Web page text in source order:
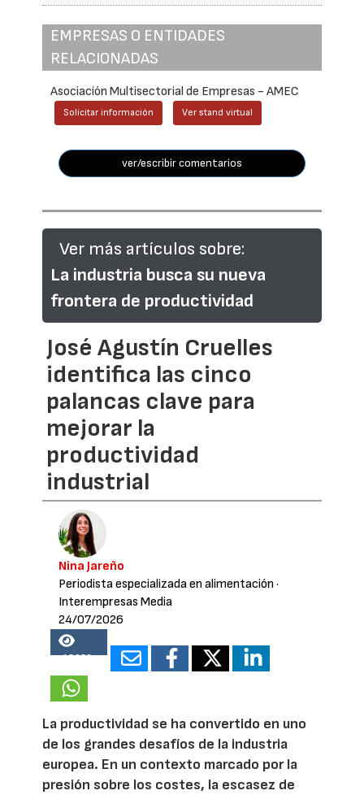
EMPRESAS O ENTIDADES
RELACIONADAS
Asociación Multisectorial de Empresas - AMEC
Solicitar información Ver stand virtual
ver/escribir comentarios
Ver más artículos sobre:
La industria busca su nueva
frontera de productividad
José Agustín Cruelles
identifica las cinco
palancas clave para
mejorar la
productividad
industrial
Nina Jareño
Periodista especializada en alimentación ·
Interempresas Media
24/07/2026
18920
La productividad se ha convertido en uno
de los grandes desafíos de la industria
europea. En un contexto marcado por la
presión sobre los costes, la escasez de